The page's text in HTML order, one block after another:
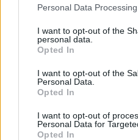
Personal Data
I want to opt-out of the
personal data.
Opted In
I want to opt-out of the
Personal Data.
Opted In
I want to opt-out of
Personal Data for
Opted In
Buchstaben.
Puzzles
Wählen Sie
Puzzle nicht gefunden.
Hier können Sie nach Ihrer
Levelnummer suchen, aber
nach Buchstaben zu